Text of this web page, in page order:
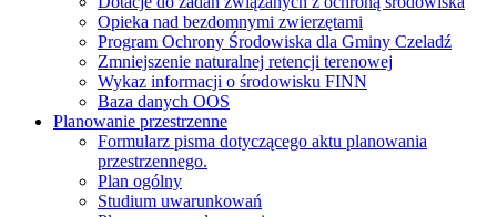
Opieka nad bezdomnymi zwierzętami
Program Ochrony Środowiska dla Gminy Czeladź
Zmniejszenie naturalnej retencji terenowej
Wykaz informacji o środowisku FINN
Baza danych OOS
Planowanie przestrzenne
Formularz pisma dotyczącego aktu planowania
przestrzennego.
Plan ogólny
Studium uwarunkowań